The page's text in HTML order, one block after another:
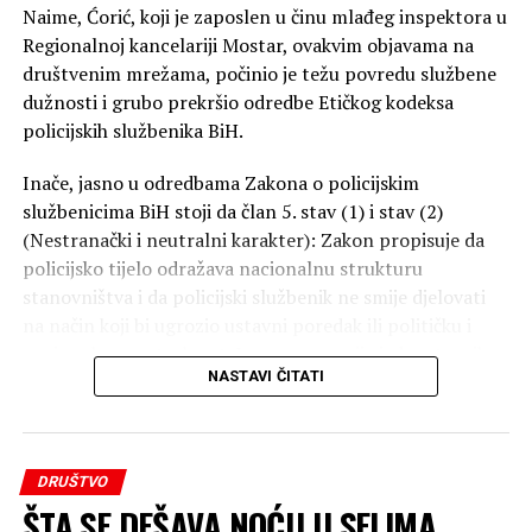
Naime, Ćorić, koji je zaposlen u činu mlađeg inspektora u
Regionalnoj kancelariji Mostar, ovakvim objavama na
društvenim mrežama, počinio je težu povredu službene
dužnosti i grubo prekršio odredbe Etičkog kodeksa
policijskih službenika BiH.
Inače, jasno u odredbama Zakona o policijskim
službenicima BiH stoji da član 5. stav (1) i stav (2)
(Nestranački i neutralni karakter): Zakon propisuje da
policijsko tijelo odražava nacionalnu strukturu
stanovništva i da policijski službenik ne smije djelovati
nacionalnu neutralnost. Javna promocija jednostranih
ratnih narativa od strane ovlaštenog službenog lica
Takođe, Član 105. stav (1) tačka 9. (Teža povreda
službene dužnosti): Navedena odredba definiše težu
povredu kao “ponašanje koje narušava ugled policijskog
organa”. Policijski službenik je dužan da se i van radnog
NASTAVI ČITATI
DRUŠTVO